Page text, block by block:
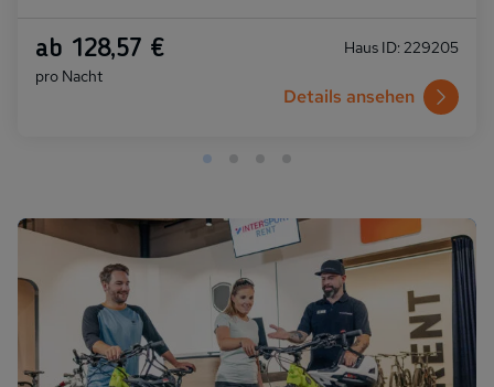
ab 128,57 €
pro Nacht
Haus ID: 229205
Details ansehen